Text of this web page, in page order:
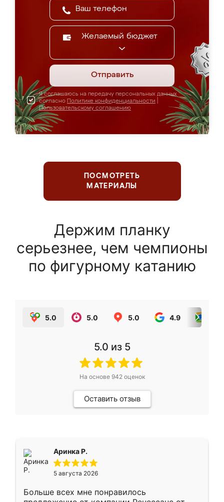
Желаемый бюджет
Отправить
Я соглашаюсь на передачу персональных данных
согласно Политике конфиденциальности
Пользовательскому соглашению
ПОСМОТРЕТЬ
МАТЕРИАЛЫ
Держим планку
серьезнее, чем чемпионы
по фигурному катанию
5.0 5.0 5.0 4.9
5.0 из 5
На основе 942оценок
Оставить отзыв
Аринка Р.
5 августа 2026
Больше всех мне понравилось